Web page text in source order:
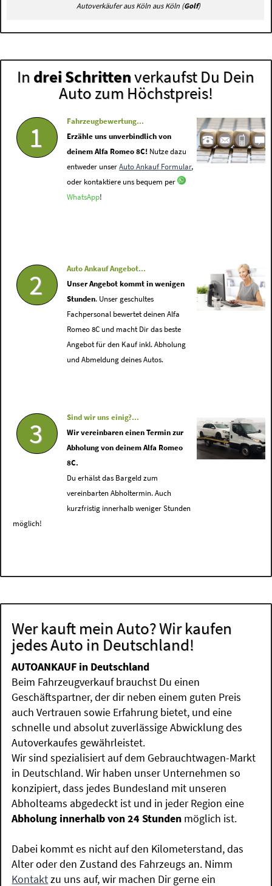
Autoverkäufer aus Köln aus Köln (Golf)
In drei Schrittenverkaufst Du Dein
Auto zum Höchstpreis!
1
Fahrzeugbewertung...
Erzähle uns unverbindlich von
deinem Alfa Romeo 8C! Nutze dazu
entweder unserAuto Ankauf Formular,
oder kontaktiere uns bequem per
WhatsApp!
2
Auto Ankauf Angebot...
Unser Angebot kommt in wenigen
Stunden. Unser geschultes
Fachpersonal bewertet deinen Alfa
Romeo 8C und macht Dir das beste
Angebot für den Kauf inkl. Abholung
und Abmeldung deines Autos.
3
Sind wir uns einig?...
Wir vereinbaren einen Termin zur
Abholung von deinem Alfa Romeo
8C.
Du erhälst das Bargeld zum
vereinbarten Abholtermin. Auch
kurzfristig innerhalb weniger Stunden
möglich!
Wer kauft mein Auto? Wir kaufen
jedes Auto in Deutschland!
AUTOANKAUF in Deutschland
Beim Fahrzeugverkauf brauchst Du einen
Geschäftspartner, der dir neben einem guten Preis
auch Vertrauen sowie Erfahrung bietet, und eine
schnelle und absolut zuverlässige Abwicklung des
Autoverkaufes gewährleistet.
Wir sind spezialisiert auf dem Gebrauchtwagen-Markt
in Deutschland. Wir haben unser Unternehmen so
konzipiert, dass jedes Bundesland mit unseren
Abholteams abgedeckt ist und in jeder Region eine
Abholung innerhalb von 24 Stunden möglich ist.
Dabei kommt es nicht auf den Kilometerstand, das
Alter oder den Zustand des Fahrzeugs an. Nimm
Kontaktzu uns auf, wir machen Dir gerne ein